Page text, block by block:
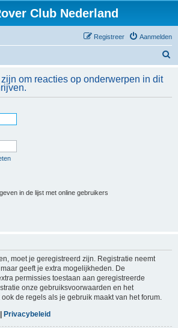
Club Nederland
Aanmelden
Registreer
k
om reacties op onderwerpen in dit
in de lijst met online gebruikers
moet je geregistreerd zijn. Registratie neemt
geeft je extra mogelijkheden. De
permissies toestaan aan geregistreerde
onze gebruiksvoorwaarden en het
de regels als je gebruik maakt van het forum.
| Privacybeleid